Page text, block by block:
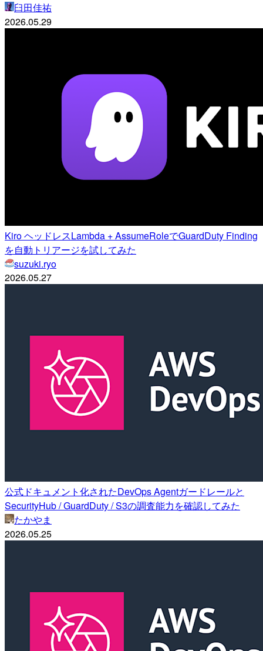
臼田佳祐
2026.05.29
Kiro ヘッドレスLambda + AssumeRoleでGuardDuty Finding
を自動トリアージを試してみた
suzuki.ryo
2026.05.27
公式ドキュメント化されたDevOps Agentガードレールと
SecurityHub / GuardDuty / S3の調査能力を確認してみた
たかやま
2026.05.25